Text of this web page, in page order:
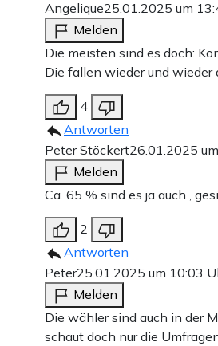
Angelique25.01.2025 um
Melden
Die meisten sind es doch:
Die fallen wieder und wieder
4
Antworten
Peter Stöckert26.01.2025
Melden
Ca. 65 % sind es ja auch ,
2
Antworten
Peter25.01.2025 um 10:03
Melden
Die wähler sind auch in der
schaut doch nur die